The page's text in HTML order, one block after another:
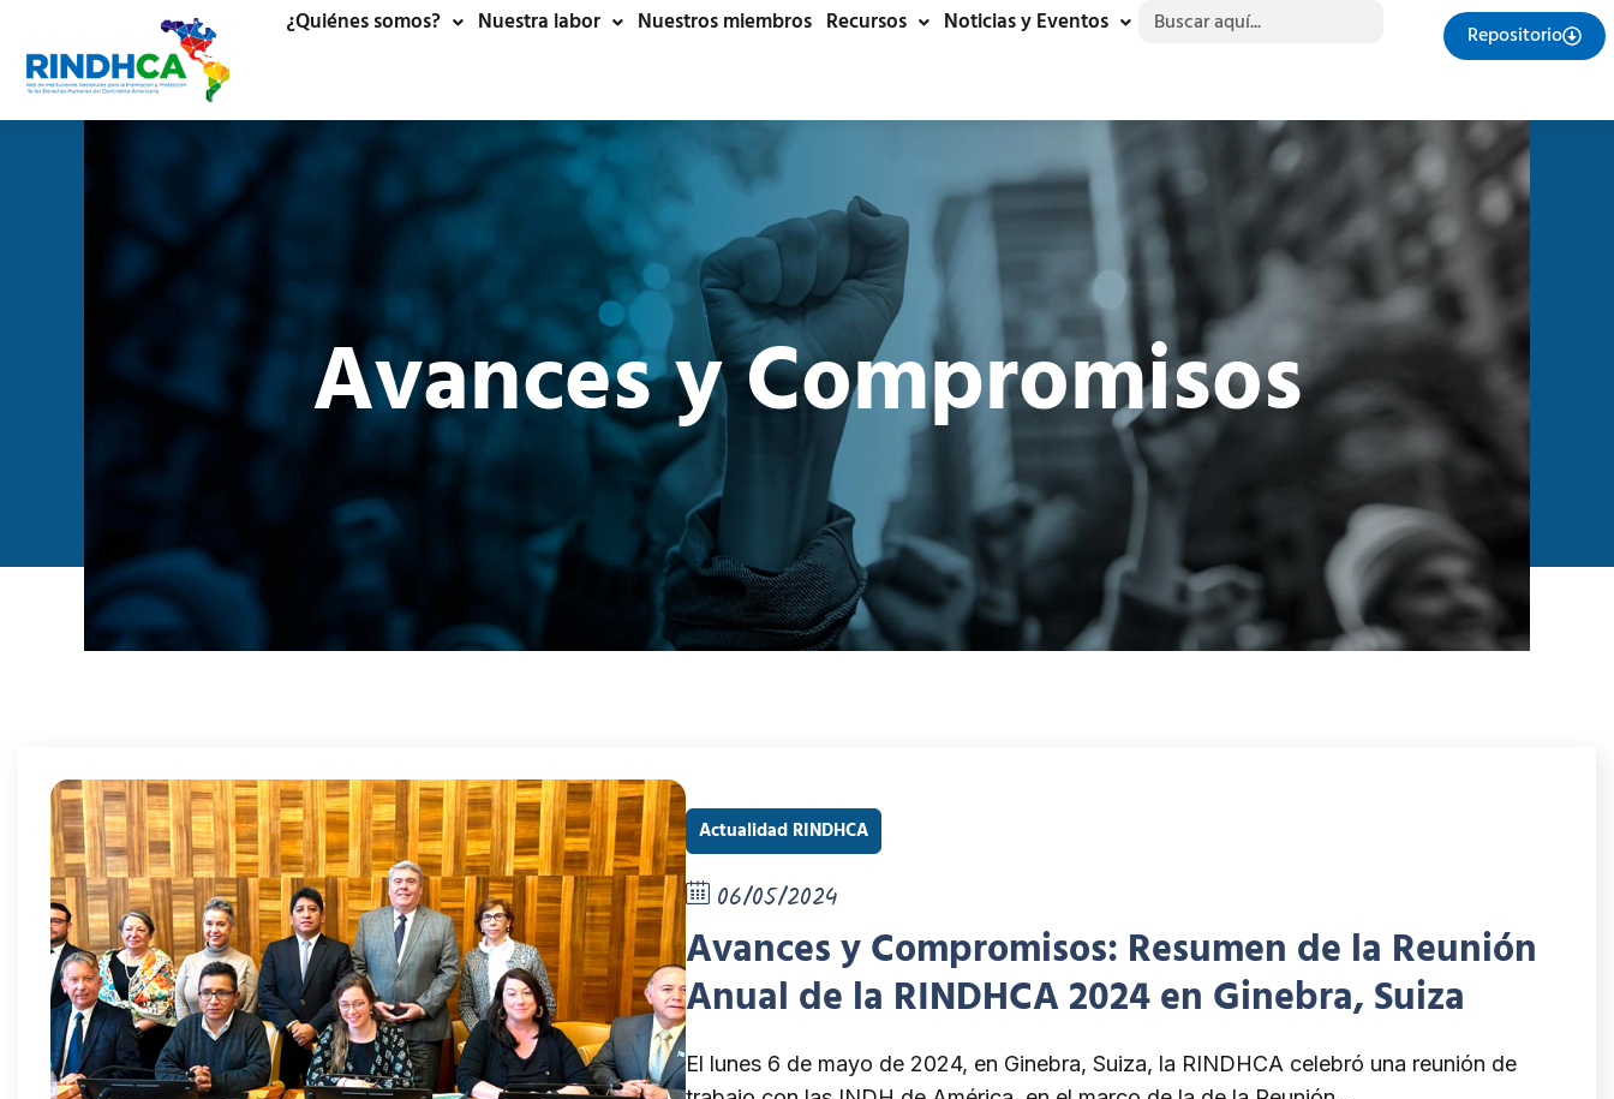
¿Quiénes somos? Nuestra labor Nuestros miembros Recursos Noticias y Eventos Buscar:
Repositorio
Avances y Compromisos
Actualidad RINDHCA
06/05/2024
Avances y Compromisos: Resumen de la Reunión
Anual de la RINDHCA 2024 en Ginebra, Suiza
El lunes 6 de mayo de 2024, en Ginebra, Suiza, la RINDHCA celebró una reunión de